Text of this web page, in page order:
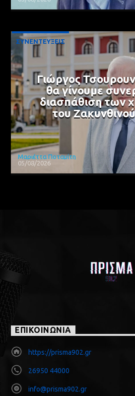
ΣΥΝΕΝΤΕΥΞΕΙΣ
Γιώργος
θα γίνουμε
διασπάθιση των
του
Μαριέττα Ποταμίτη
05/08/2026
ΕΠΙΚΟΙΝΩΝΙΑ
https://prisma902.gr
26950 44000
info@prisma902.gr